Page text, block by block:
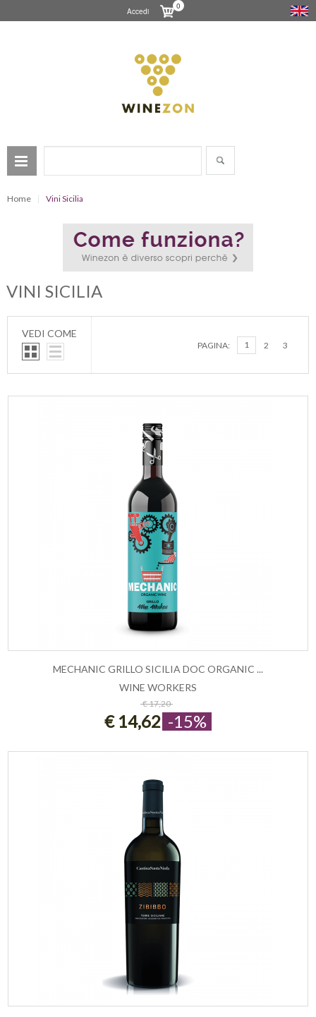
Accedi
0
Home Vini Sicilia
VINI SICILIA
VEDI COME
PAGINA: 1 2 3
ESAURITO
MECHANIC GRILLO SICILIA DOC ORGANIC ...
WINE WORKERS
€ 17,20
€ 14,62 -15%